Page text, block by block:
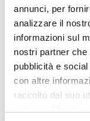
annunci, per
analizzare il
informazioni sul
nostri partner
pubblicità e
con altre
raccolto dal suo
Box doccia 80x140
battente vetro
anticalcare 195h -
€ 363,00